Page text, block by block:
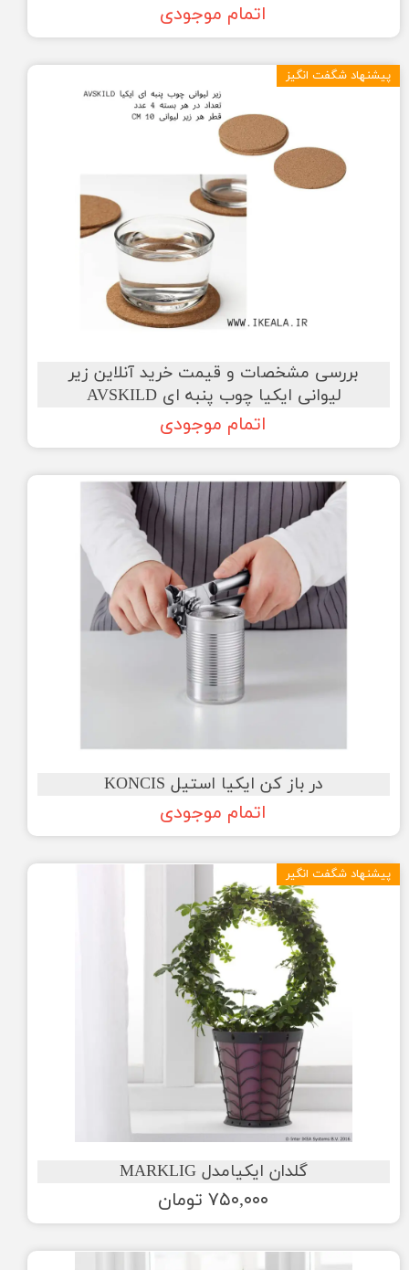
اتمام موجودی
بررسی مشخصات و قیمت خرید آنلاین زیر
لیوانی ایکیا چوب پنبه ای AVSKILD
اتمام موجودی
پیشنهاد شگفت انگیز
در باز کن ایکیا استیل KONCIS
اتمام موجودی
گلدان ایکیامدل MARKLIG
۷۵۰,۰۰۰ تومان
پیشنهاد شگفت انگیر